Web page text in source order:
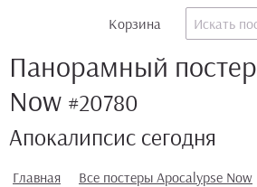
Корзина
Панорамный
Now #20780
Апокалипсис сегодня
Главная Все постеры Apocalypse Now